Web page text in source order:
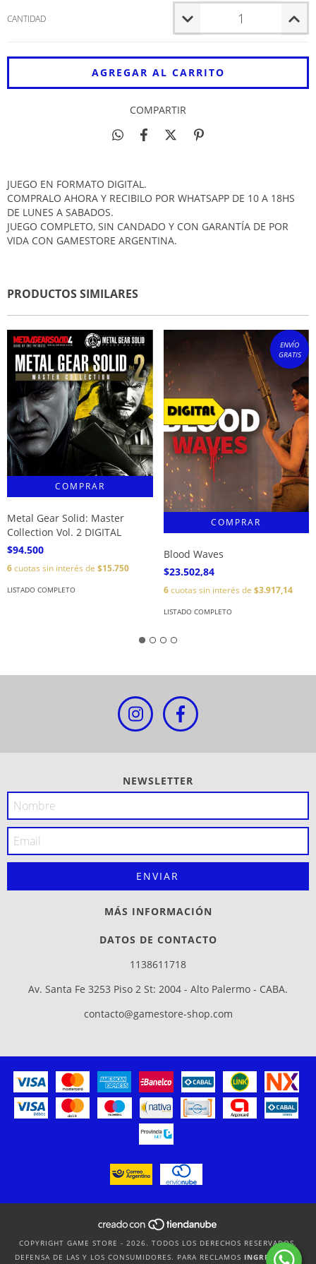
CANTIDAD
COMPARTIR
JUEGO EN FORMATO DIGITAL.
COMPRALO AHORA Y RECIBILO POR WHATSAPP DE 10 A 18HS
DE LUNES A SABADOS.
JUEGO COMPLETO, SIN CANDADO Y CON GARANTÍA DE POR
VIDA CON GAMESTORE ARGENTINA.
PRODUCTOS SIMILARES
Metal Gear Solid: Master
Collection Vol. 2 DIGITAL
$94.500
6cuotas sin interés de $15.750
LISTADO COMPLETO
ENVÍO
GRATIS
Blood Waves
$23.502,84
6cuotas sin interés de $3.917,14
LISTADO COMPLETO
NEWSLETTER
MÁS INFORMACIÓN
DATOS DE CONTACTO
1138611718
Av. Santa Fe 3253 Piso 2 St: 2004 - Alto Palermo - CABA.
contacto@gamestore-shop.com
COPYRIGHT GAME STORE - 2026. TODOS LOS DERECHOS RESERVADOS.
DEFENSA DE LAS Y LOS CONSUMIDORES. PARA RECLAMOS INGRESÁ ACÁ.